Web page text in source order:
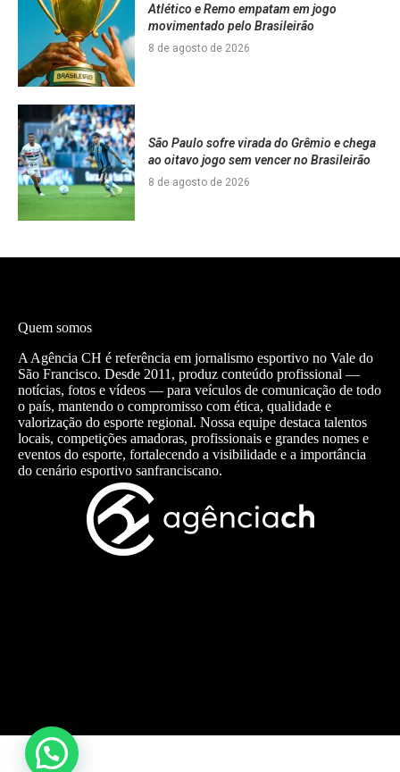
Atlético e Remo empatam em jogo
movimentado pelo Brasileirão
8 de agosto de 2026
São Paulo sofre virada do Grêmio e chega
ao oitavo jogo sem vencer no Brasileirão
8 de agosto de 2026
Quem somos
A Agência CH é referência em jornalismo esportivo no Vale do
São Francisco. Desde 2011, produz conteúdo profissional —
notícias, fotos e vídeos — para veículos de comunicação de todo
o país, mantendo o compromisso com ética, qualidade e
valorização do esporte regional. Nossa equipe destaca talentos
locais, competições amadoras, profissionais e grandes nomes e
eventos do esporte, fortalecendo a visibilidade e a importância
do cenário esportivo sanfranciscano.